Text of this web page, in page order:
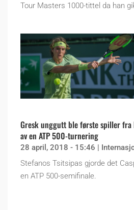
Tour Masters 1000-tittel da han
Gresk unggutt ble første spiller
av en ATP 500-turnering
28 april, 2018 - 15:46 |
Stefanos Tsitsipas gjorde det
en ATP 500-semifinale.